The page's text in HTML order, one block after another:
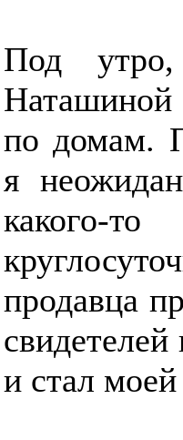
Под
Наташиной
по домам.
я
продавца
и стал